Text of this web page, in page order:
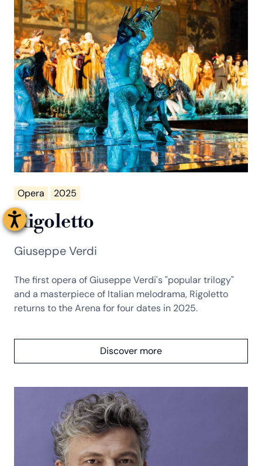
Opera 2025
Rigoletto
Giuseppe Verdi
The first opera of Giuseppe Verdi's "popular trilogy"
and a masterpiece of Italian melodrama, Rigoletto
returns to the Arena for four dates in 2025.
Discover more